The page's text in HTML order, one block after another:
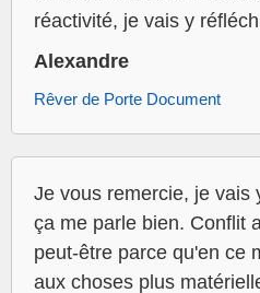
réactivité, je vais y
Alexandre
Rêver de Porte Document
Je vous remercie, je vais
ça me parle bien. Conflit
peut-être parce qu'en ce
aux choses plus